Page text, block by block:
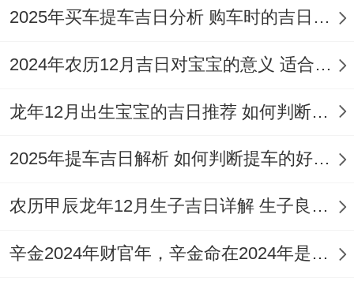
日需特别注意三类带方位标签的禁忌！南方
禁忌:due to 冲马煞南;避免在南方进行修
东北方位禁忌:财神虽在东北;但凶煞小时合
土府可能潜伏 忌在此方位斋醮或入宅；以免
北方 忌破土或安葬- 否则大概触犯的火煞,导
致家庭不宁！
2025年买车提车吉日分析 购车时的吉日与禁忌
2024年农历12月吉日对宝宝的意义 适合龙年宝宝出生的日子有哪些
龙年12月出生宝宝的吉日推荐 如何判断吉日是否适合宝宝
2025年提车吉日解析 如何判断提车的好日子
农历甲辰龙年12月生子吉日详解 生子良辰的影响因素
辛金2024年财官年，辛金命在2024年是财官年还是财印年